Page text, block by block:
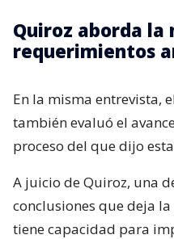
Quiroz aborda
requerimientos
En la misma entrevista,
también evaluó el
proceso del que dijo
A juicio de Quiroz, una
conclusiones que deja
tiene capacidad para